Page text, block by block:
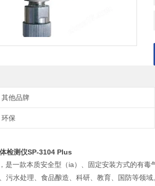
其他品牌
环保
检测仪SP-3104 Plus
是一款本质安全型（ia）、固定安装方式的有
污水处理、食品酿造、科研、教育、国防等领域